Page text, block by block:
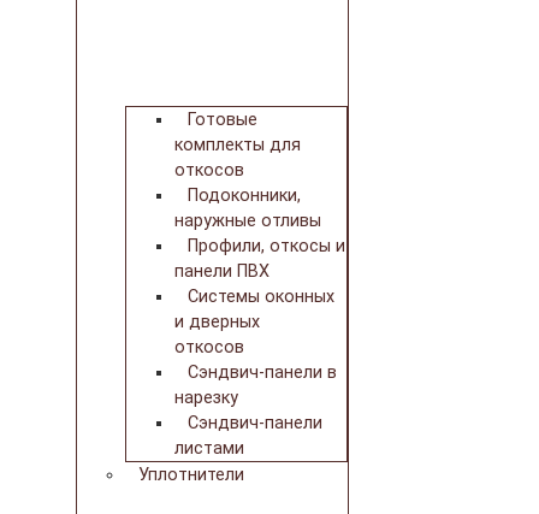
Готовые
комплекты для
откосов
Подоконники,
наружные отливы
Профили, откосы и
панели ПВХ
Системы оконных
и дверных
откосов
Сэндвич-панели в
нарезку
Сэндвич-панели
листами
Уплотнители